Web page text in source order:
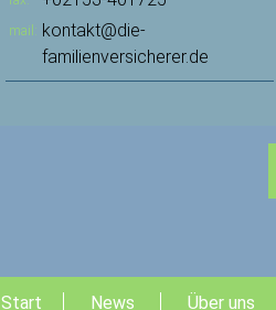
mail
kontakt@die-
familienversicherer.de
Start News Über uns